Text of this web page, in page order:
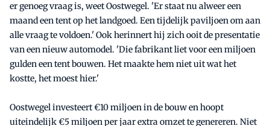
er genoeg vraag is, weet Oostwegel. 'Er staat nu alweer een
maand een tent op het landgoed. Een tijdelijk paviljoen om aan
alle vraag te voldoen.' Ook herinnert hij zich ooit de presentatie
van een nieuw automodel. 'Die fabrikant liet voor een miljoen
gulden een tent bouwen. Het maakte hem niet uit wat het
kostte, het moest hier.'
Oostwegel investeert €10 miljoen in de bouw en hoopt
uiteindelijk €5 miljoen per jaar extra omzet te genereren. Niet